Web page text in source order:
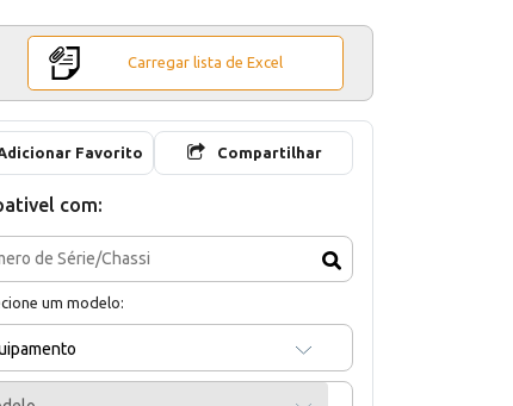
Carregar lista de Excel
Favorito Compartilhar
com:
um modelo: